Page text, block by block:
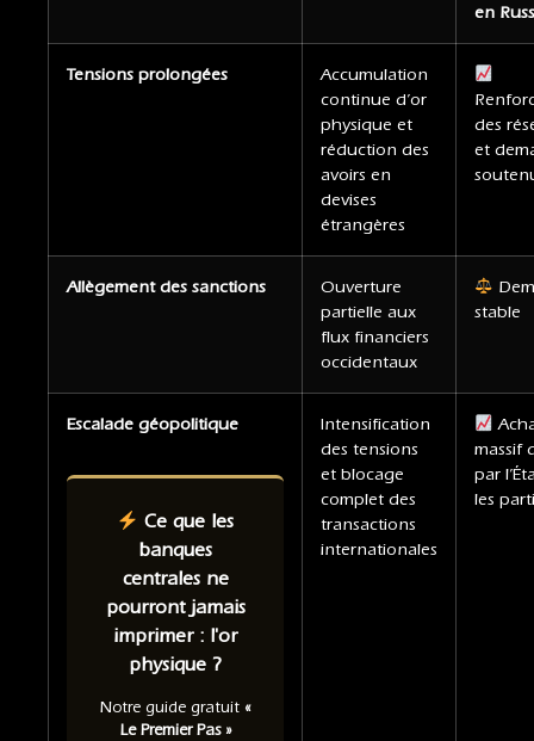
en
Tensions prolongées
Accumulation
continue d’or
physique et
réduction des
avoirs en
devises
étrangères
des
et
Allègement des sanctions
Ouverture
partielle aux
flux financiers
occidentaux
stable
Escalade géopolitique
Ce que les
banques
centrales ne
pourront jamais
imprimer : l'or
physique ?
Notre guide gratuit «
Le Premier Pas »
Intensification
des tensions
et blocage
complet des
transactions
internationales
massif
par
les